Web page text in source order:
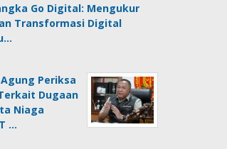
Go Digital: Mengukur
Transformasi Digital
Periksa
Dugaan
Niaga
…